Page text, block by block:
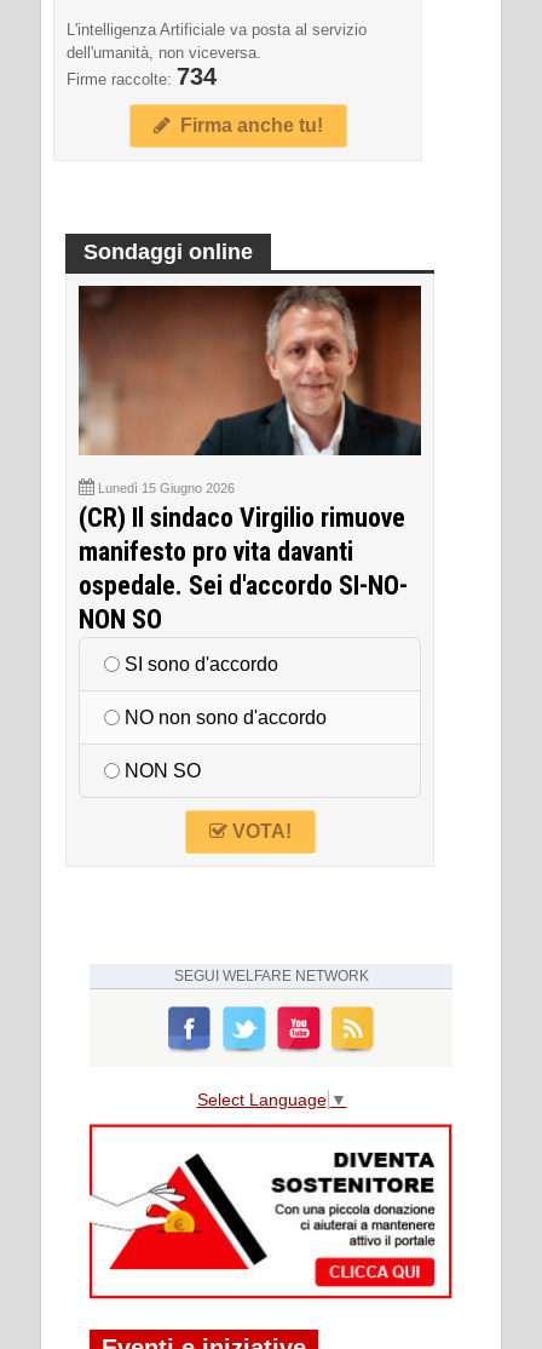
L'intelligenza Artificiale va posta al servizio
dell'umanità, non viceversa.
Firme raccolte: 734
Firma anche tu!
Sondaggi online
Lunedì 15 Giugno 2026
(CR) Il sindaco Virgilio rimuove
manifesto pro vita davanti
ospedale. Sei d'accordo SI-NO-
NON SO
SI sono d'accordo
NO non sono d'accordo
NON SO
VOTA!
SEGUI WELFARE NETWORK
Select Language ▼